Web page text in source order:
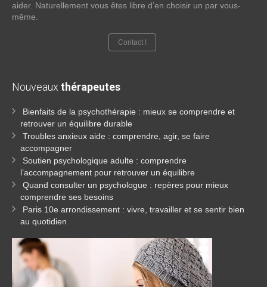
aider. Naturellement vous êtes libre d’en choisir un par vous-
même.
Contact !
Nouveaux thérapeutes
Bienfaits de la psychothérapie : mieux se comprendre et
retrouver un équilibre durable
Troubles anxieux aide : comprendre, agir, se faire
accompagner
Soutien psychologique adulte : comprendre
l’accompagnement pour retrouver un équilibre
Quand consulter un psychologue : repères pour mieux
comprendre ses besoins
Paris 10e arrondissement : vivre, travailler et se sentir bien
au quotidien